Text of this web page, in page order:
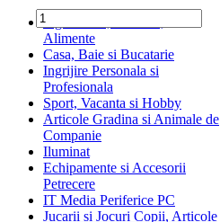
Ingrediente, Dulciuri,
Alimente
Casa, Baie si Bucatarie
Ingrijire Personala si
Profesionala
Sport, Vacanta si Hobby
Articole Gradina si Animale de
Companie
Iluminat
Echipamente si Accesorii
Petrecere
IT Media Periferice PC
Jucarii si Jocuri Copii, Articole